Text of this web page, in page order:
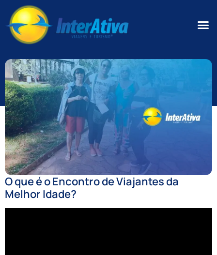
O que é o Encontro de Viajantes da
Melhor Idade?